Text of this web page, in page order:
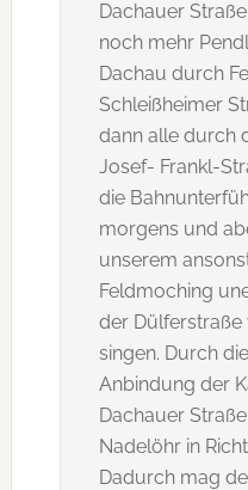
Dachauer
noch mehr
Dachau durch
Schleißheimer
dann alle durch
Josef- Frankl-
die
morgens und
unserem
Feldmoching
der Dülferstraße
singen. Durch
Anbindung der
Dachauer
Nadelöhr in
Dadurch mag